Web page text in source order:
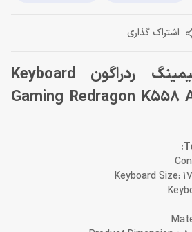
اشتراک گذاری
خرید کیبورد گیمینگ ردراگون Keyboard
Gaming Redragon K558
Keyboard Size: